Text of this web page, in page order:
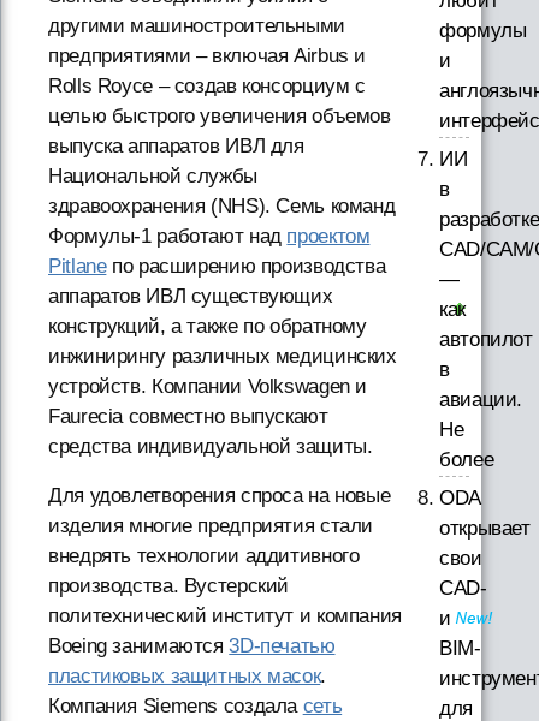
другими машиностроительными
предприятиями – включая Airbus и
Rolls Royce – создав консорциум с
целью быстрого увеличения объемов
выпуска аппаратов ИВЛ для
Национальной службы
здравоохранения (NHS). Семь команд
Формулы-1 работают над проектом
Pitlaneпо расширению производства
аппаратов ИВЛ существующих
конструкций, а также по обратному
инжинирингу различных медицинских
устройств. Компании Volkswagen и
Faurecia совместно выпускают
средства индивидуальной защиты.
Для удовлетворения спроса на новые
изделия многие предприятия стали
внедрять технологии аддитивного
производства. Вустерский
политехнический институт и компания
Boeing занимаются3D-печатью
пластиковых защитных масок.
Компания Siemens создала сеть
формулы
и
ИИ
в
разработке
CAD/
—
как
автопилот
в
авиации.
Не
более
ODA
открывает
свои
CAD-
и
BIM-
для